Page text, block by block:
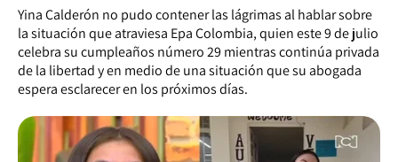
Yina Calderón no pudo contener las lágrimas al hablar sobre
la situación que atraviesa Epa Colombia, quien este 9 de julio
celebra su cumpleaños número 29 mientras continúa privada
de la libertad y en medio de una situación que su abogada
espera esclarecer en los próximos días.